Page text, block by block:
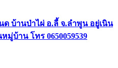
บ้านป่าไผ่ อ.ลี้ จ.ลำพูน อยู่เนิน
บ้าน โทร 0650059539